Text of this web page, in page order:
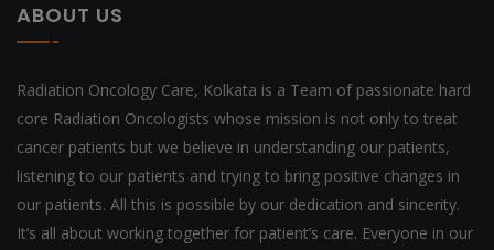
ABOUT US
Radiation Oncology Care, Kolkata is a Team of passionate hard
core Radiation Oncologists whose mission is not only to treat
cancer patients but we believe in understanding our patients,
listening to our patients and trying to bring positive changes in
our patients. All this is possible by our dedication and sincerity.
It’s all about working together for patient’s care. Everyone in our